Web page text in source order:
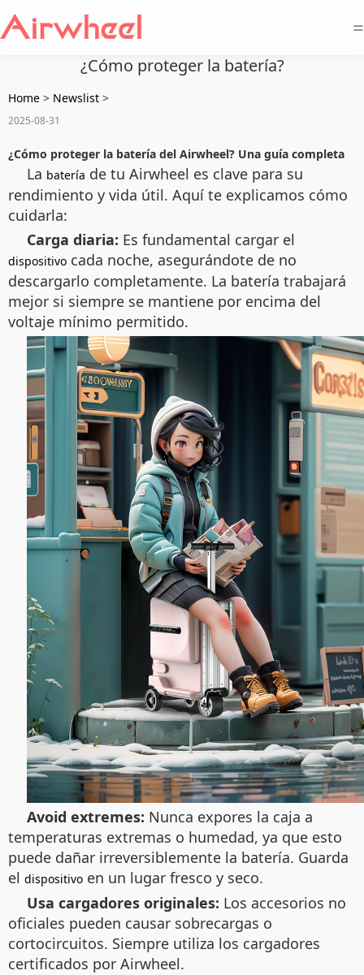
=
¿Cómo proteger la batería?
Home > Newslist >
2025-08-31
¿Cómo proteger la batería del Airwheel? Una guía completa
La batería de tu Airwheel es clave para su
rendimiento y vida útil. Aquí te explicamos cómo
cuidarla:
Carga diaria: Es fundamental cargar el
dispositivo cada noche, asegurándote de no
descargarlo completamente. La batería trabajará
mejor si siempre se mantiene por encima del
voltaje mínimo permitido.
Avoid extremes: Nunca expores la caja a
temperaturas extremas o humedad, ya que esto
puede dañar irreversiblemente la batería. Guarda
el dispositivo en un lugar fresco y seco.
Usa cargadores originales: Los accesorios no
oficiales pueden causar sobrecargas o
cortocircuitos. Siempre utiliza los cargadores
certificados por Airwheel.